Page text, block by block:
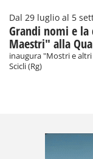
Dal 29 luglio al 5
Grandi nomi e
Maestri" alla
inaugura "Mostri e altri
Scicli (Rg)